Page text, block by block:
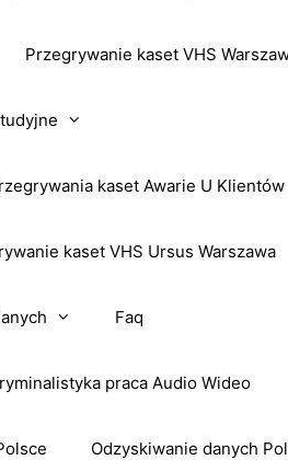
Przegrywanie kaset VHS
kaset Awarie U Klientów
kaset VHS Ursus Warszawa
Faq
praca Audio Wideo
Odzyskiwanie danych